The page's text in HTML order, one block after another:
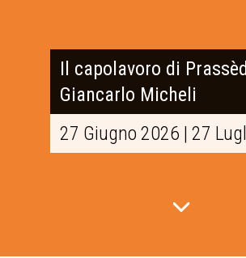
Il capolavoro di
Giancarlo Micheli
27 Giugno 2026 | 27